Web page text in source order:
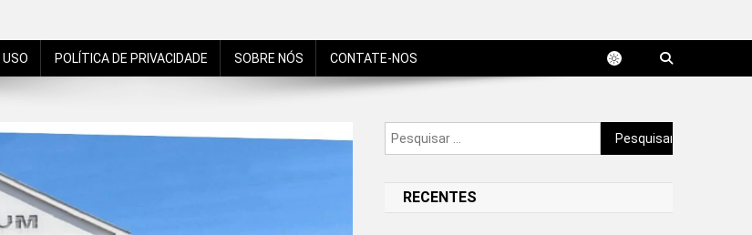
POLÍTICA DE PRIVACIDADE SOBRE NÓS CONTATE-NOS
Pesquisar
por:
RECENTES